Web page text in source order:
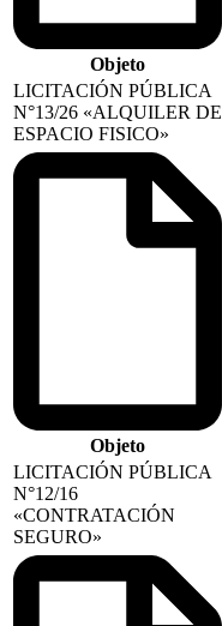
Objeto
LICITACIÓN PÚBLICA
N°13/26 «ALQUILER DE
ESPACIO FISICO»
Objeto
LICITACIÓN PÚBLICA
N°12/16
«CONTRATACIÓN
SEGURO»